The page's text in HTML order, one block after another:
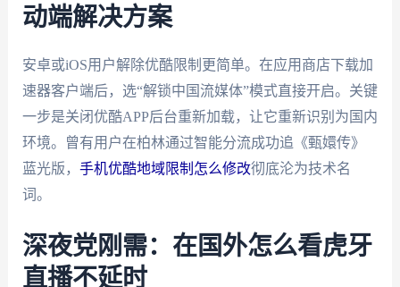
动端解决方案
安卓或iOS用户解除优酷限制更简单。在应用商店下载加
速器客户端后，选“解锁中国流媒体”模式直接开启。关键
一步是关闭优酷APP后台重新加载，让它重新识别为国内
环境。曾有用户在柏林通过智能分流成功追《甄嬛传》
蓝光版， 手机优酷地域限制怎么修改彻底沦为技术名
词。
深夜党刚需：在国外怎么看虎牙
直播不延时